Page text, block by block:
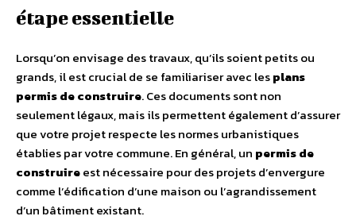
étape essentielle
Lorsqu’on envisage des travaux, qu’ils soient petits ou
grands, il est crucial de se familiariser avec lesplans
permis de construire. Ces documents sont non
seulement légaux, mais ils permettent également d’assurer
que votre projet respecte les normes urbanistiques
établies par votre commune. En général, un permis de
construireest nécessaire pour des projets d’envergure
comme l’édification d’une maison ou l’agrandissement
d’un bâtiment existant.